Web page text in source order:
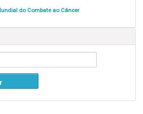
do Combate ao Câncer